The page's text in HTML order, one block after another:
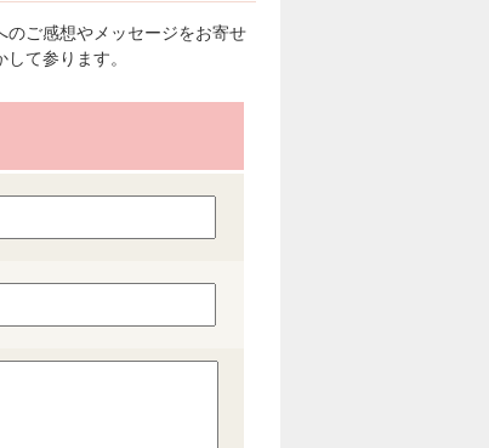
のご感想やメッセージをお寄せ
て参ります。